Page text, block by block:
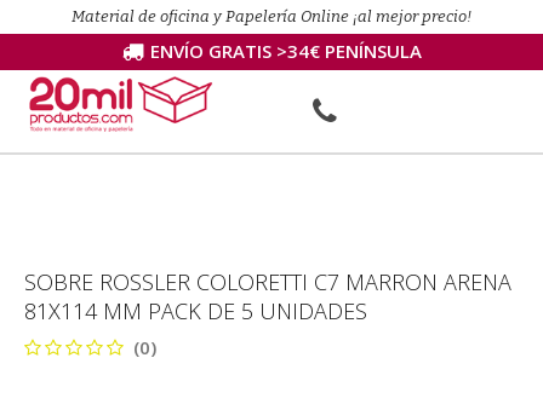
Material de oficina y Papelería Online ¡al mejor precio!
ENVÍO GRATIS >34€ PENÍNSULA
SOBRE ROSSLER COLORETTI C7 MARRON ARENA
81X114 MM PACK DE 5 UNIDADES
(0)